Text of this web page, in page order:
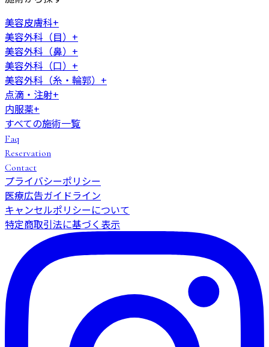
美容皮膚科+
美容外科（目） +
美容外科（鼻） +
美容外科（口） +
美容外科（糸・輪郭） +
点滴・注射+
内服薬+
すべての施術一覧
Faq
Reservation
Contact
プライバシーポリシー
医療広告ガイドライン
キャンセルポリシーについて
特定商取引法に基づく表示